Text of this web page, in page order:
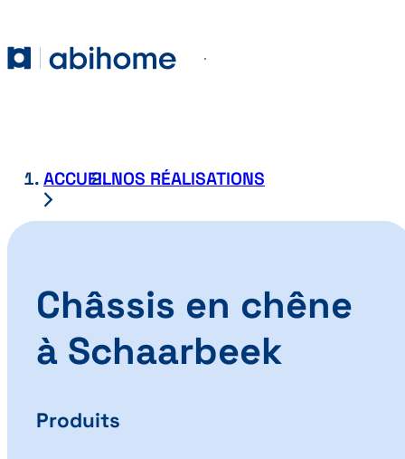
Abihome
ACCUEILNOS RÉALISATIONS
Châssis en chêne
à Schaarbeek
Produits